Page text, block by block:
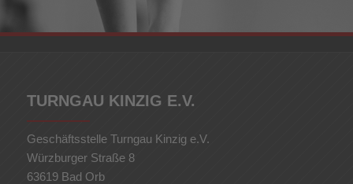
TURNGAU KINZIG E.V.
Geschäftsstelle Turngau Kinzig e.V.
Würzburger Straße 8
63619 Bad Orb